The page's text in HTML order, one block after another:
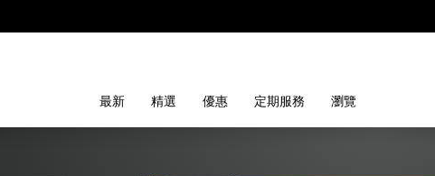
最新 精選 優惠 定期服務 瀏覽